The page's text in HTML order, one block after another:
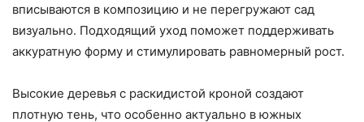
вписываются в композицию и не перегружают сад
визуально. Подходящий уход поможет поддерживать
аккуратную форму и стимулировать равномерный рост.
Высокие деревья с раскидистой кроной создают
плотную тень, что особенно актуально в южных